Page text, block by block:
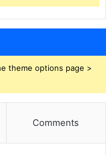
theme options page >
Comments